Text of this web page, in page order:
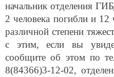
начальник отделения
2 человека погибли и 12
различной степени
с этим, если вы
сообщите об этом по
8(84366)3-12-02,